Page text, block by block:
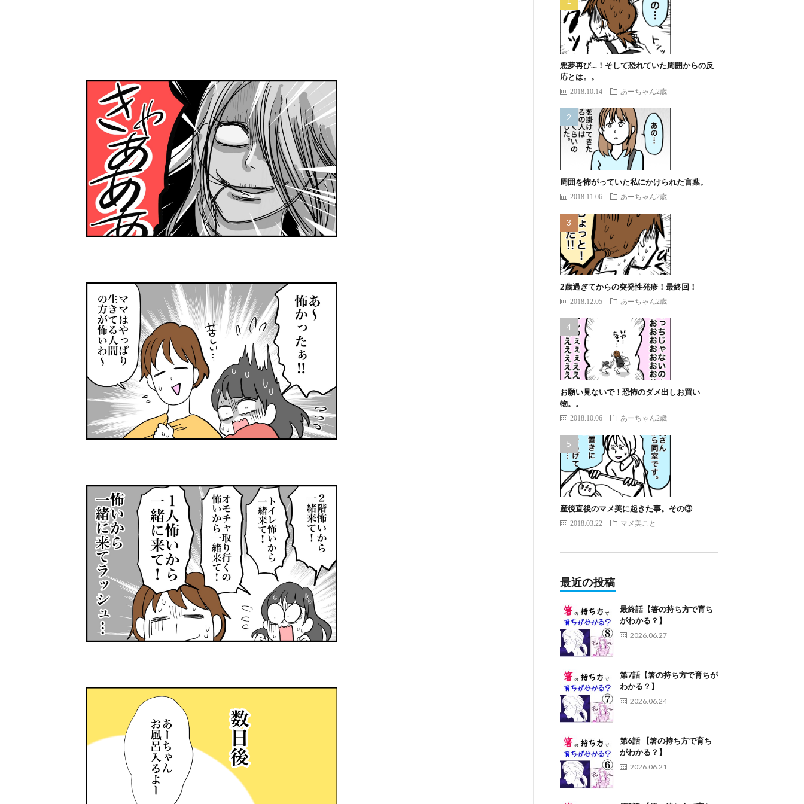
悪夢再び…！そして恐れていた周囲からの反
応とは。。
2018.10.14 あーちゃん2歳
周囲を怖がっていた私にかけられた言葉。
2018.11.06 あーちゃん2歳
2歳過ぎてからの突発性発疹！最終回！
2018.12.05 あーちゃん2歳
お願い見ないで！恐怖のダメ出しお買い
物。。
2018.10.06 あーちゃん2歳
産後直後のマメ美に起きた事。その③
2018.03.22 マメ美こと
最近の投稿
最終話【箸の持ち方で育ち
がわかる？】
2026.06.27
第7話【箸の持ち方で育ちが
わかる？】
2026.06.24
第6話 【箸の持ち方で育ち
がわかる？】
2026.06.21